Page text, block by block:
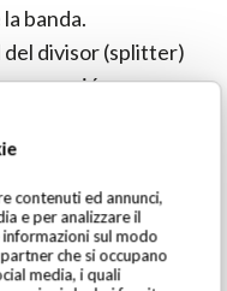
contenuti ed annunci,
e per analizzare il
sul modo
che si occupano
media, i quali
banda.
divisor (splitter)
separación.
distribución